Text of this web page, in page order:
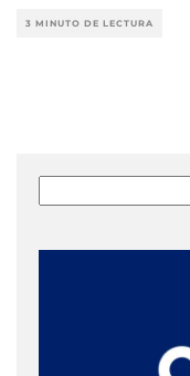
3 MINUTO DE LECTURA